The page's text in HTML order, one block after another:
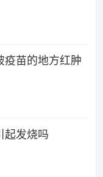
疫苗的地方红肿
起发烧吗